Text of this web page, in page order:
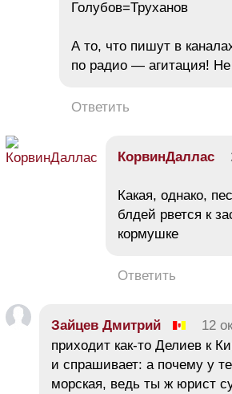
Голубов=Труханов
А то, что пишут в
по радио — агитация! Не
Ответить
КорвинДаллас
Какая, однако,
блдей рвется к
кормушке
Ответить
Зайцев Дмитрий 12
приходит как-то Делиев к
и спрашивает: а почему у
морская, ведь ты ж юрист